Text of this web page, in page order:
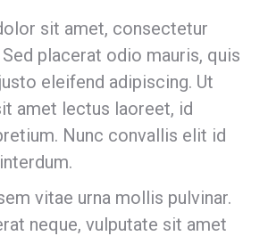
sit amet, consectetur
placerat odio mauris, quis
eleifend adipiscing. Ut
amet lectus laoreet, id
Nunc convallis elit id
vitae urna mollis pulvinar.
neque, vulputate sit amet